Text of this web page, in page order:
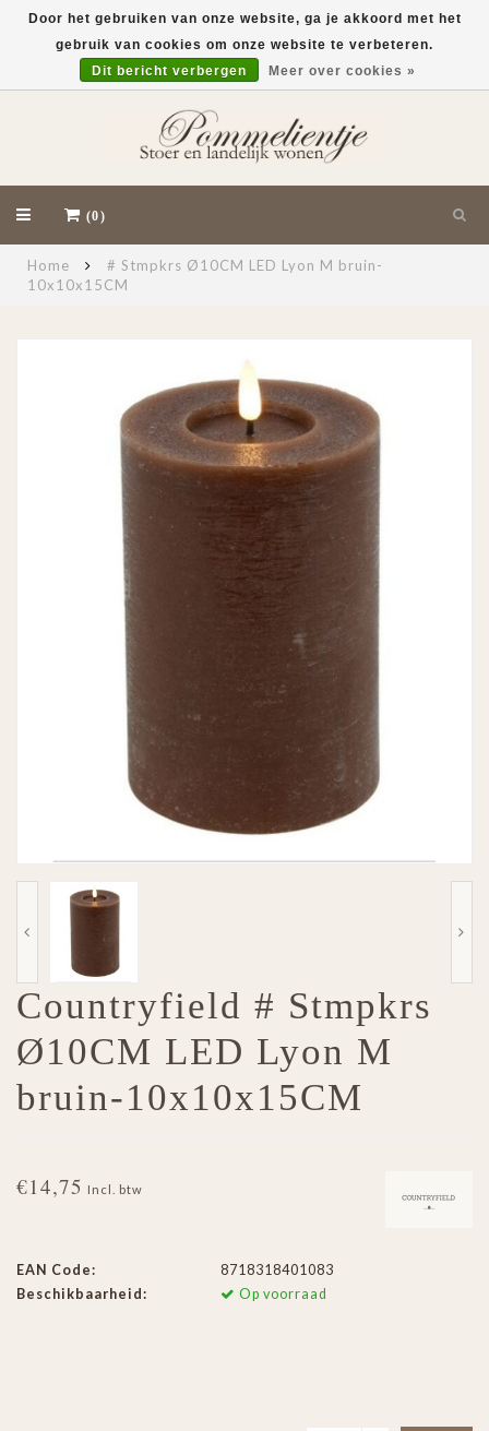
(0)
Home
# Stmpkrs Ø10CM LED Lyon M bruin-
10x10x15CM
Countryfield # Stmpkrs
Ø10CM LED Lyon M
bruin-10x10x15CM
€14,75 Incl. btw
EAN Code:
8718318401083
Beschikbaarheid:
Op voorraad
Door het gebruiken van onze website, ga je akkoord met het
gebruik van cookies om onze website te verbeteren.
Dit bericht verbergen
Meer over cookies »